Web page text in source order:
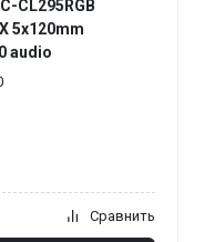
CL295RGB
5x120mm
audio
Сравнить